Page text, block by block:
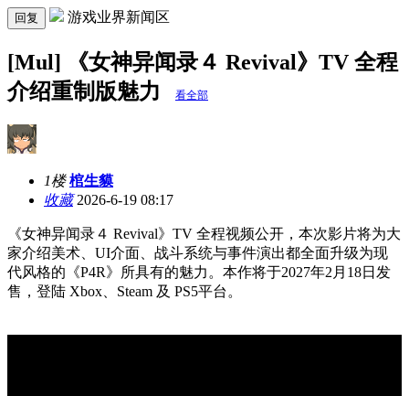
回复 游戏业界新闻区
[Mul] 《女神异闻录４ Revival》TV 全程
介绍重制版魅力
看全部
1楼 棺生貘
收藏2026-6-19 08:17
《女神异闻录４ Revival》TV 全程视频公开，本次影片将为大
家介绍美术、UI介面、战斗系统与事件演出都全面升级为现
代风格的《P4R》所具有的魅力。本作将于2027年2月18日发
售，登陆 Xbox、Steam 及 PS5平台。